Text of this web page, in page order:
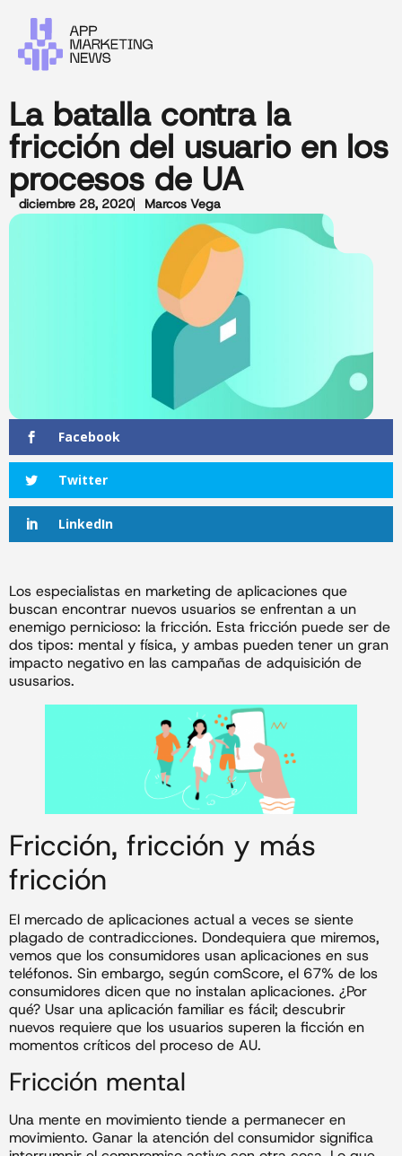
La batalla contra la
fricción del usuario en los
procesos de UA
diciembre 28, 2020 Marcos Vega
Facebook
Twitter
LinkedIn
Los especialistas en marketing de aplicaciones que
buscan encontrar nuevos usuarios se enfrentan a un
enemigo pernicioso: la fricción. Esta fricción puede ser de
dos tipos: mental y física, y ambas pueden tener un gran
impacto negativo en las campañas de adquisición de
ususarios.
Fricción, fricción y más
fricción
El mercado de aplicaciones actual a veces se siente
plagado de contradicciones. Dondequiera que miremos,
vemos que los consumidores usan aplicaciones en sus
teléfonos. Sin embargo, según comScore, el 67% de los
consumidores dicen que no instalan aplicaciones. ¿Por
qué? Usar una aplicación familiar es fácil; descubrir
nuevos requiere que los usuarios superen la ficción en
momentos críticos del proceso de AU.
Fricción mental
Una mente en movimiento tiende a permanecer en
movimiento. Ganar la atención del consumidor significa